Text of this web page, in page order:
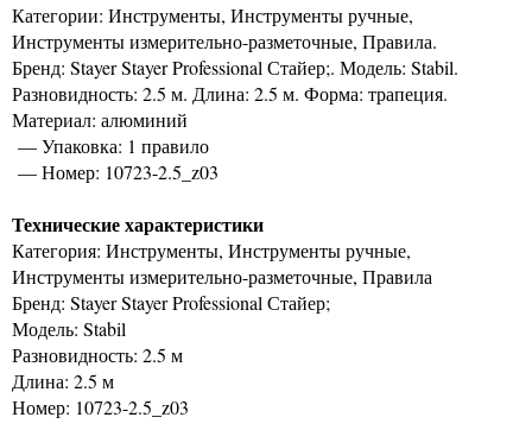
Категории: Инструменты, Инструменты ручные,
Инструменты измерительно-разметочные, Правила.
Бренд: Stayer Stayer Professional Стайер;. Модель: Stabil.
Разновидность: 2.5 м. Длина: 2.5 м. Форма: трапеция.
Материал: алюминий
— Упаковка: 1 правило
— Номер: 10723-2.5_z03
Технические характеристики
Категория: Инструменты, Инструменты ручные,
Инструменты измерительно-разметочные, Правила
Бренд: Stayer Stayer Professional Стайер;
Модель: Stabil
Разновидность: 2.5 м
Длина: 2.5 м
Номер: 10723-2.5_z03